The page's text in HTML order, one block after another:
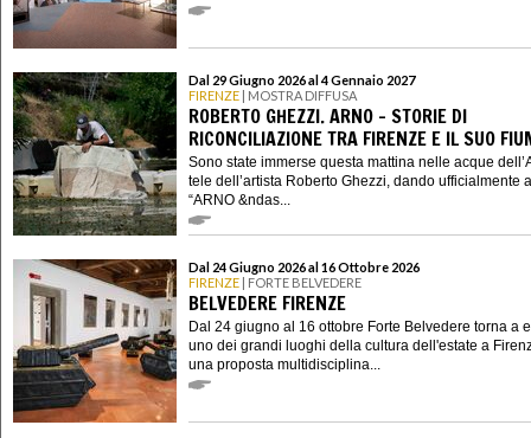
Dal 29 Giugno 2026 al 4 Gennaio 2027
FIRENZE | MOSTRA DIFFUSA
ROBERTO GHEZZI. ARNO - STORIE DI
RICONCILIAZIONE TRA FIRENZE E IL SUO
Sono state immerse questa mattina nelle acque
tele dell’artista Roberto Ghezzi, dando ufficialmente
“ARNO &ndas...
Dal 24 Giugno 2026 al 16 Ottobre 2026
FIRENZE | FORTE BELVEDERE
BELVEDERE FIRENZE
Dal 24 giugno al 16 ottobre Forte Belvedere torna a
uno dei grandi luoghi della cultura dell'estate a
una proposta multidisciplina...